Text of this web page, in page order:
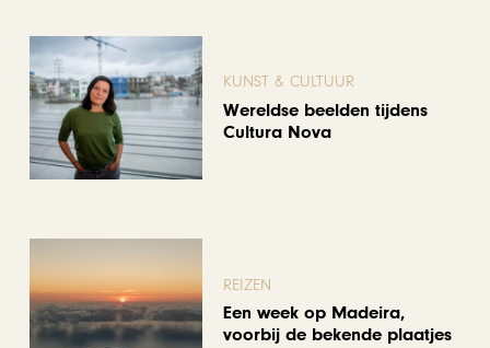
KUNST & CULTUUR
Wereldse beelden tijdens
Cultura Nova
REIZEN
Een week op Madeira,
voorbij de bekende plaatjes